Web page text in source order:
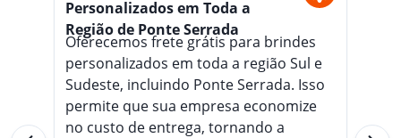
Personalizados em Toda a
Região de Ponte Serrada
Oferecemos frete grátis para brindes
personalizados em toda a região Sul e
Sudeste, incluindo Ponte Serrada. Isso
permite que sua empresa economize
no custo de entrega, tornando a